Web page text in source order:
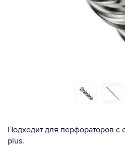
Подходит для перфораторов с
plus.